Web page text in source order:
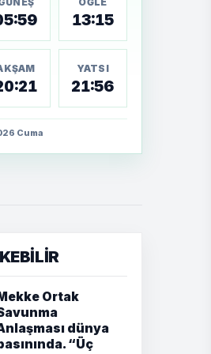
13:15
YATSI
21:56
Cuma
Mekke Ortak
dünya
basınında. “Üç